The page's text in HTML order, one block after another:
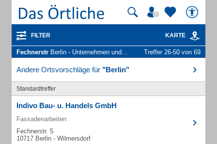
FILTER KARTE
Fechnerstr Berlin - Unternehmen und Personen Treffer 26-50 von 69
Andere Ortsvorschläge für "Berlin"
Standardtreffer
Indivo Bau- u. Handels GmbH
Fassadenarbeiten
Fechnerstr. 5
10717 Berlin - Wilmersdorf